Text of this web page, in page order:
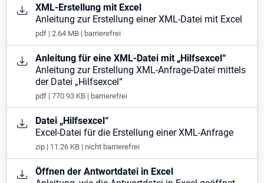
Öffnet in neuem Tab
XML-Erstellung mit Excel
Anleitung zur Erstellung einer XML-Datei mit Excel
pdf | 2.64 MB | barrierefrei
Öffnet in neuem Tab
Anleitung für eine XML-Datei mit „Hilfsexcel“
Anleitung zur Erstellung XML-Anfrage-Datei mittels
der Datei „Hilfsexcel“
pdf | 770.93 KB | barrierefrei
Öffnet in neuem Tab
Datei „Hilfsexcel“
Excel-Datei für die Erstellung einer XML-Anfrage
zip | 11.26 KB | nicht barrierefrei
Öffnet in neuem Tab
Öffnen der Antwortdatei in Excel